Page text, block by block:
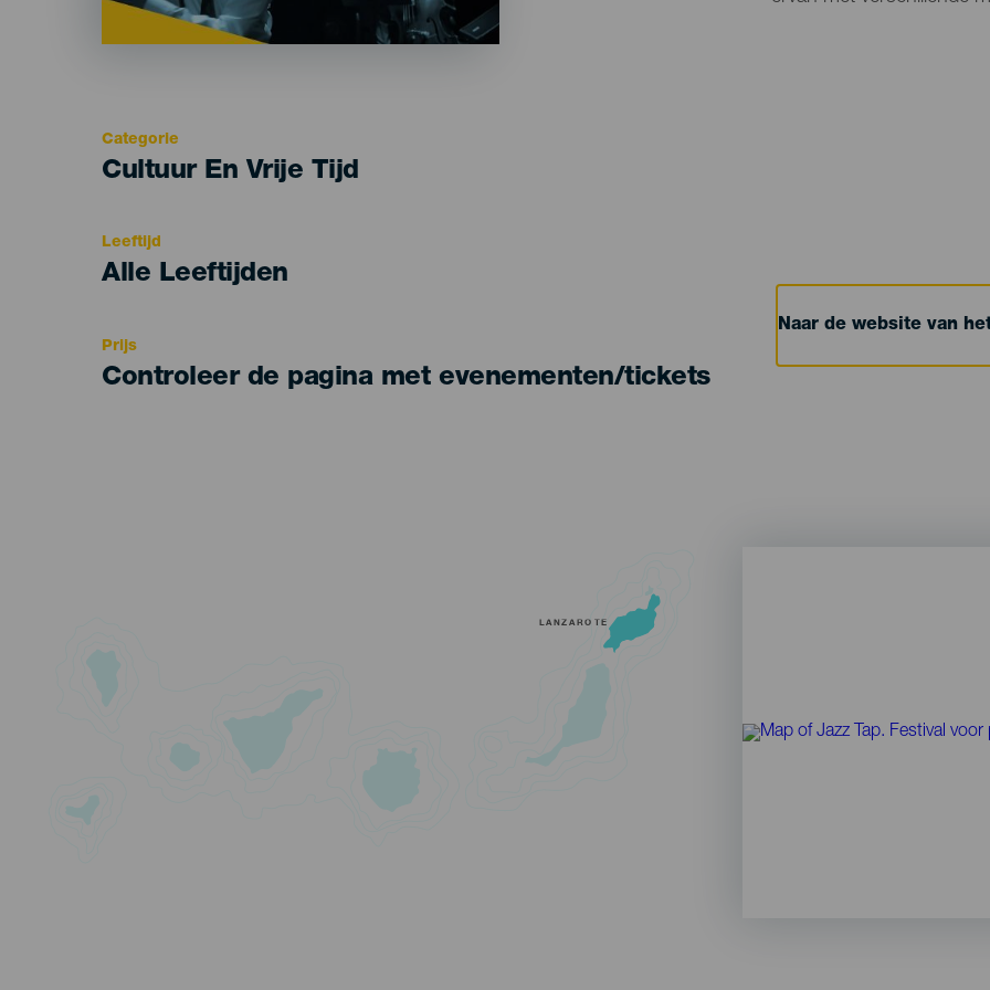
Categorie
Categoría
Cultuur En Vrije Tijd
Leeftijd
Edad
Alle Leeftijden
Prijs
Controleer de pagina met evenementen/tickets
Naar de website van
LANZAROTE